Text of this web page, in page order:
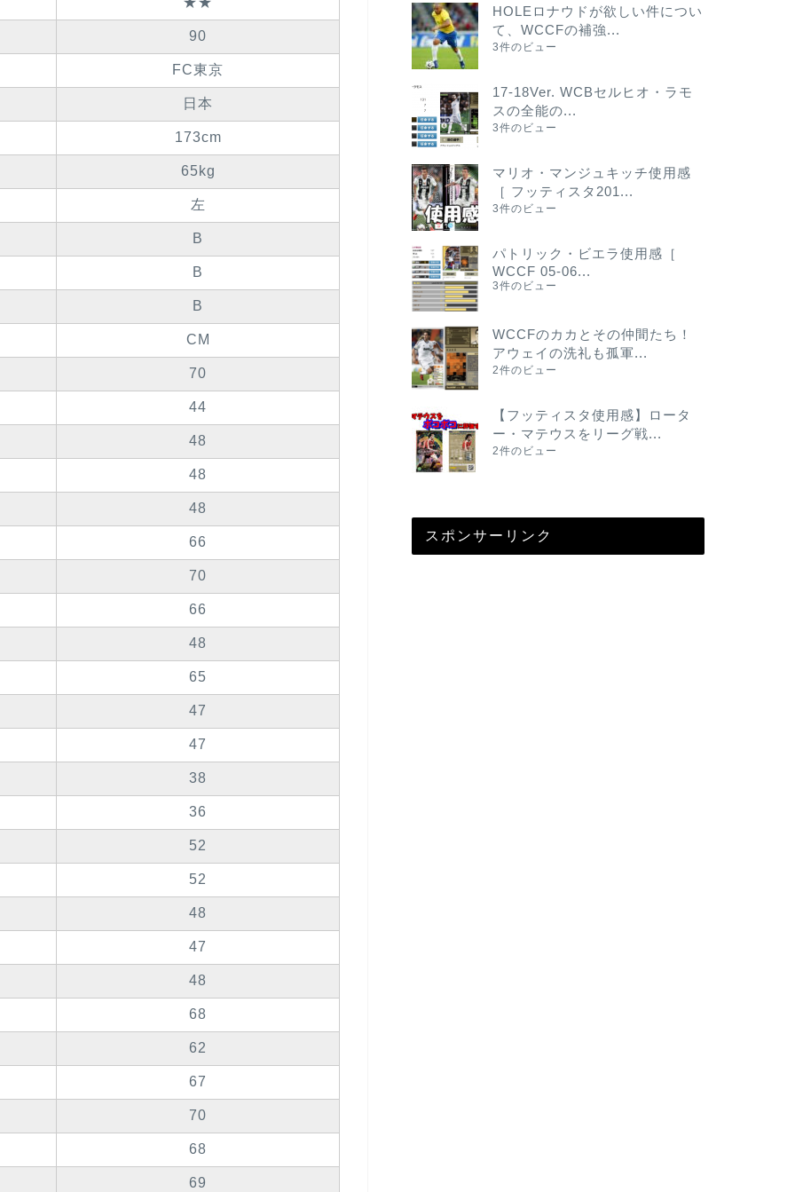
90
FC東京
日本
173cm
65kg
左
B
B
B
CM
70
44
48
48
48
66
70
66
48
65
47
47
38
36
52
52
48
47
48
68
62
67
70
68
69
HOLEロナウドが欲しい件につい
て、WCCFの補強...
3件のビュー
17-18Ver. WCBセルヒオ・ラモ
スの全能の...
3件のビュー
マリオ・マンジュキッチ使用感
［ フッティスタ201...
3件のビュー
パトリック・ビエラ使用感［
WCCF 05-06...
3件のビュー
WCCFのカカとその仲間たち！
アウェイの洗礼も孤軍...
2件のビュー
【フッティスタ使用感】ロータ
ー・マテウスをリーグ戦...
2件のビュー
スポンサーリンク